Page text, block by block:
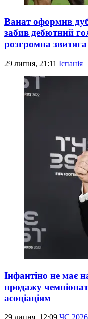
Ванат оформив
забив дебютний
розгромна звитяга
29 липня, 21:11 Іспанія
Інфантіно не має
продажу
асоціаціям